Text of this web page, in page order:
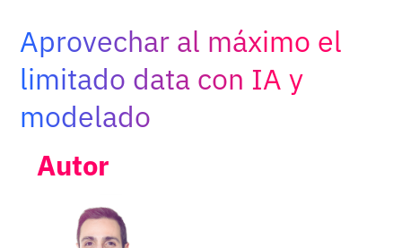
Buscar:
ES
Aprovechar al máximo el
limitado data con IA y
modelado
Autor